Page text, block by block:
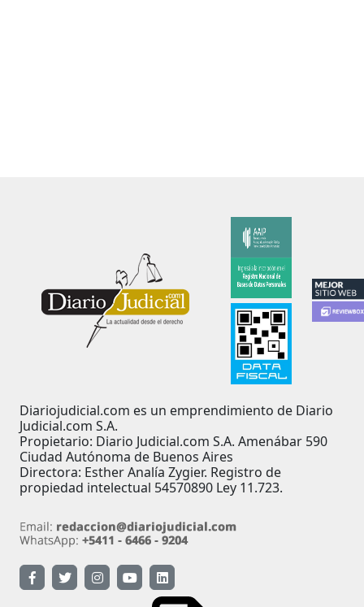
Diariojudicial.com es un emprendimiento de Diario
Judicial.com S.A.
Propietario: Diario Judicial.com S.A. Amenábar 590
Ciudad Autónoma de Buenos Aires
Directora: Esther Analía Zygier. Registro de
propiedad intelectual 54570890 Ley 11.723.